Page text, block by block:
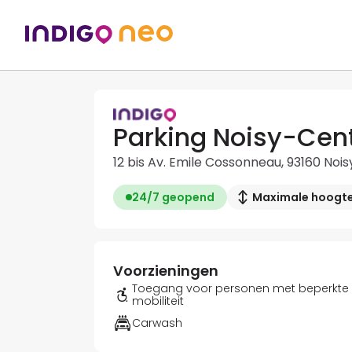
Parking Noisy-
12 bis Av. Emile Cossonneau, 93160
24/7 geopend Maximale
Voorzieningen
Toegang voor personen met beperkte
mobiliteit
Carwash